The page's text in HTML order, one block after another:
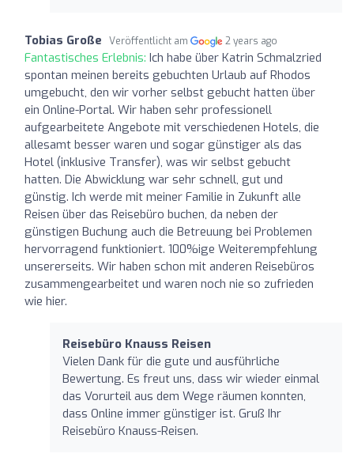
Tobias Große Veröffentlicht am 2 years ago
Fantastisches Erlebnis: Ich habe über Katrin Schmalzried
spontan meinen bereits gebuchten Urlaub auf Rhodos
umgebucht, den wir vorher selbst gebucht hatten über
ein Online-Portal. Wir haben sehr professionell
aufgearbeitete Angebote mit verschiedenen Hotels, die
allesamt besser waren und sogar günstiger als das
Hotel (inklusive Transfer), was wir selbst gebucht
hatten. Die Abwicklung war sehr schnell, gut und
günstig. Ich werde mit meiner Familie in Zukunft alle
Reisen über das Reisebüro buchen, da neben der
günstigen Buchung auch die Betreuung bei Problemen
hervorragend funktioniert. 100%ige Weiterempfehlung
unsererseits. Wir haben schon mit anderen Reisebüros
zusammengearbeitet und waren noch nie so zufrieden
wie hier.
Reisebüro Knauss Reisen
Vielen Dank für die gute und ausführliche
Bewertung. Es freut uns, dass wir wieder einmal
das Vorurteil aus dem Wege räumen konnten,
dass Online immer günstiger ist. Gruß Ihr
Reisebüro Knauss-Reisen.